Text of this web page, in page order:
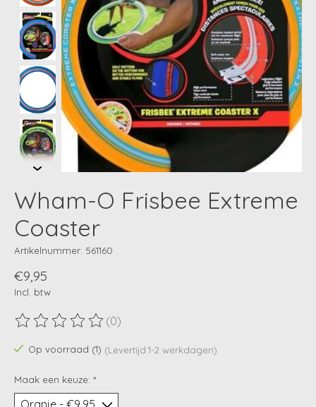
Wham-O Frisbee Extreme
Coaster
Artikelnummer: 561160
€9,95
Incl. btw
De beoordeling van dit product is
(0)
Op voorraad (1) (Levertijd:1-2 werkdagen)
Maak een keuze: *